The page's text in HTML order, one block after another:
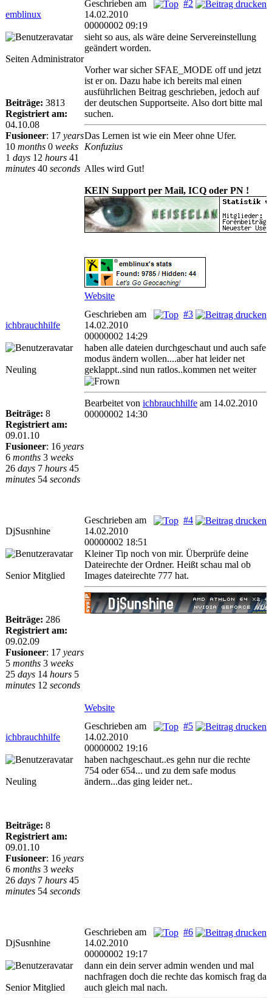
emblinux
#2
Geschrieben am
14.02.2010
00000002 09:19
Seiten Administrator
Beiträge: 3813
Registriert am:
04.10.08
Fusioneer: 17 years
10 months 0 weeks
1 days 12 hours 41
minutes 40 seconds
sieht so aus, als wäre deine Servereinstellung
geändert worden.
Vorher war sicher SFAE_MODE off und jetzt
ist er on. Dazu habe ich bereits mal einen
ausführlichen Beitrag geschrieben, jedoch auf
der deutschen Supportseite. Also dort bitte mal
suchen.
Das Lernen ist wie ein Meer ohne Ufer.
Konfuzius
Alles wird Gut!
KEIN Support per Mail, ICQ oder PN !
Website
ichbrauchhilfe
#3
Geschrieben am
14.02.2010
00000002 14:29
Neuling
Beiträge: 8
Registriert am:
09.01.10
Fusioneer: 16 years
6 months 3 weeks
26 days 7 hours 45
minutes 54 seconds
haben alle dateien durchgeschaut und auch safe
modus ändern wollen....aber hat leider net
geklappt..sind nun ratlos..kommen net weiter
Bearbeitet von ichbrauchhilfe am 14.02.2010
00000002 14:30
DjSusnhine
#4
Geschrieben am
14.02.2010
00000002 18:51
Senior Mitglied
Beiträge: 286
Registriert am:
09.02.09
Fusioneer: 17 years
5 months 3 weeks
25 days 14 hours 5
minutes 12 seconds
Kleiner Tip noch von mir. Überprüfe deine
Dateirechte der Ordner. Heißt schau mal ob
Images dateirechte 777 hat.
Website
ichbrauchhilfe
#5
Geschrieben am
14.02.2010
00000002 19:16
Neuling
Beiträge: 8
Registriert am:
09.01.10
Fusioneer: 16 years
6 months 3 weeks
26 days 7 hours 45
minutes 54 seconds
haben nachgeschaut..es gehn nur die rechte
754 oder 654... und zu dem safe modus
ändern...das ging leider net..
DjSusnhine
#6
Geschrieben am
14.02.2010
00000002 19:17
Senior Mitglied
dann ein dein server admin wenden und mal
nachfragen doch die rechte das komisch frag da
auch gleich mal nach.